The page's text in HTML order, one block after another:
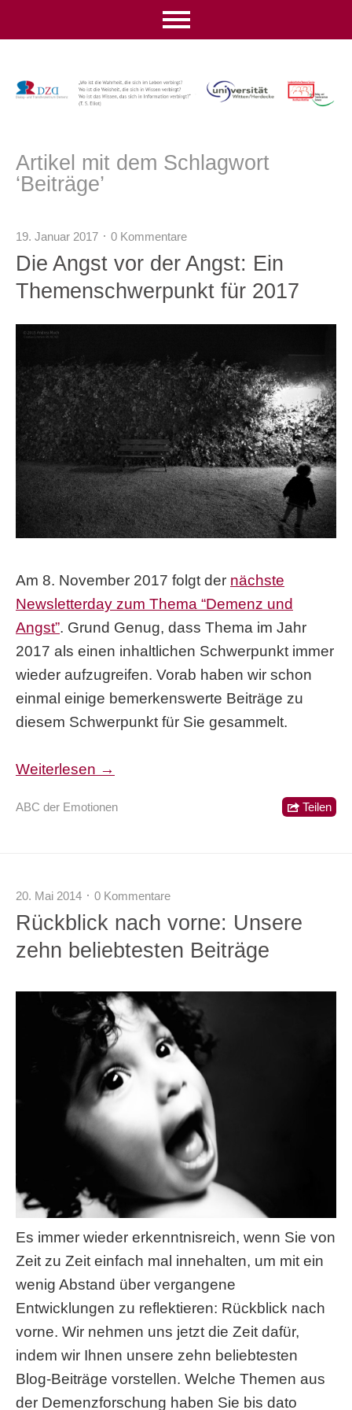
Artikel mit dem Schlagwort
‘Beiträge’
19. Januar 2017 0 Kommentare
Die Angst vor der Angst: Ein
Themenschwerpunkt für 2017
Am 8. November 2017 folgt der nächste
Newsletterday zum Thema “Demenz und
Angst”. Grund Genug, dass Thema im Jahr
2017 als einen inhaltlichen Schwerpunkt immer
wieder aufzugreifen. Vorab haben wir schon
einmal einige bemerkenswerte Beiträge zu
diesem Schwerpunkt für Sie gesammelt.
Weiterlesen →
ABC der Emotionen Teilen
20. Mai 2014 0 Kommentare
Rückblick nach vorne: Unsere
zehn beliebtesten Beiträge
Es immer wieder erkenntnisreich, wenn Sie von
Zeit zu Zeit einfach mal innehalten, um mit ein
wenig Abstand über vergangene
Entwicklungen zu reflektieren: Rückblick nach
vorne. Wir nehmen uns jetzt die Zeit dafür,
indem wir Ihnen unsere zehn beliebtesten
Blog-Beiträge vorstellen. Welche Themen aus
der Demenzforschung haben Sie bis dato